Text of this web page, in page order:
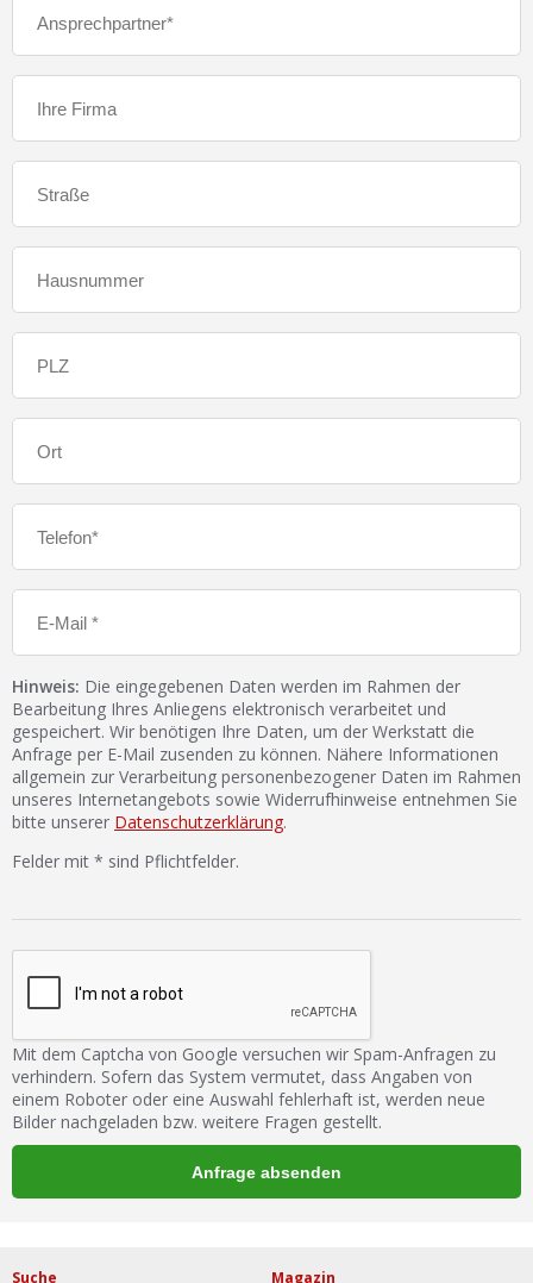
Hinweis: Die eingegebenen Daten werden im Rahmen der
Bearbeitung Ihres Anliegens elektronisch verarbeitet und
gespeichert. Wir benötigen Ihre Daten, um der Werkstatt die
Anfrage per E-Mail zusenden zu können. Nähere Informationen
allgemein zur Verarbeitung personenbezogener Daten im Rahmen
unseres Internetangebots sowie Widerrufhinweise entnehmen Sie
bitte unserer Datenschutzerklärung.
Felder mit * sind Pflichtfelder.
Mit dem Captcha von Google versuchen wir Spam-Anfragen zu
verhindern. Sofern das System vermutet, dass Angaben von
einem Roboter oder eine Auswahl fehlerhaft ist, werden neue
Bilder nachgeladen bzw. weitere Fragen gestellt.
Suche Magazin